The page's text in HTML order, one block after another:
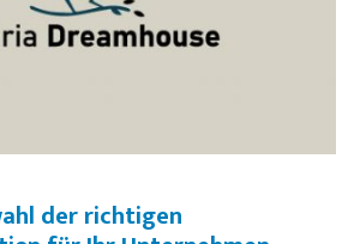
der richtigen